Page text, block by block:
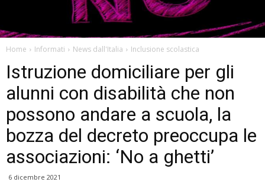
Home Informati News dall'Italia Inclusione scolastica
Istruzione domiciliare per gli
alunni con disabilità che non
possono andare a scuola, la
bozza del decreto preoccupa le
associazioni: ‘No a ghetti’
6 dicembre 2021